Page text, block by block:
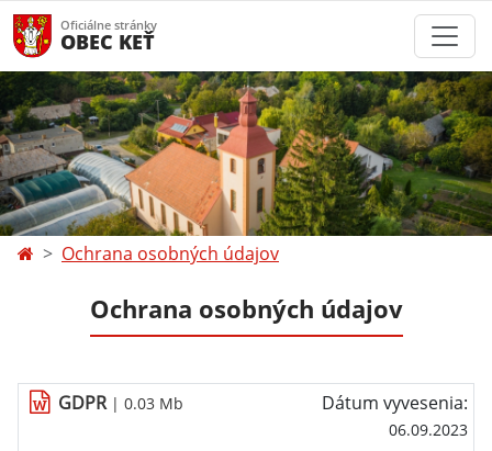
Oficiálne stránky
OBEC KEŤ
Ochrana osobných údajov
Ochrana osobných údajov
GDPR| 0.03 Mb Dátum vyvesenia:
06.09.2023